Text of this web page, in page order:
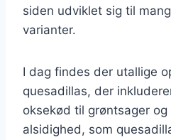
siden udviklet sig til
varianter.
I dag findes der utallige
quesadillas, der
oksekød til grøntsager og
alsidighed, som